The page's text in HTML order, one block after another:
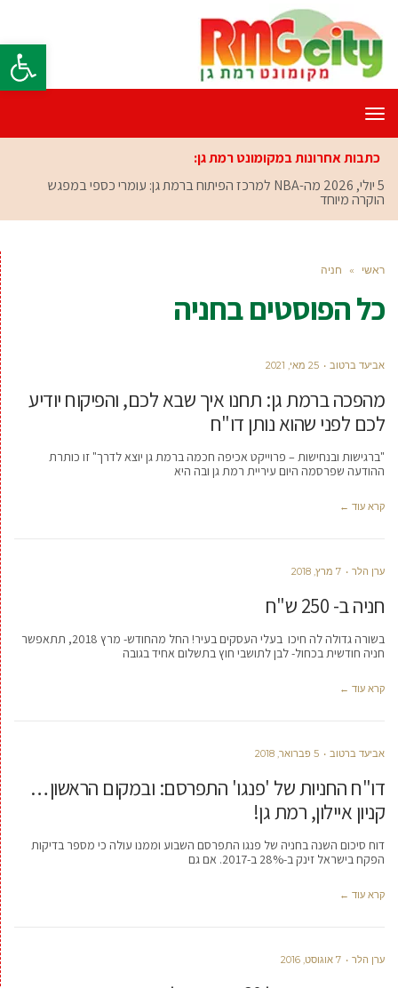
פתח
תפריט
כתבות אחרונות במקומונט רמת גן:
5 יולי, 2026
מה-NBA למרכז הפיתוח ברמת גן: עומרי כספי במפגש
הוקרה מיוחד
ראשי » חניה
כל הפוסטים בחניה
אביעד ברטוב 25 מאי, 2021
מהפכה ברמת גן: תחנו איך שבא לכם, והפיקוח יודיע
לכם לפני שהוא נותן דו"ח
"ברגישות ובנחישות – פרוייקט אכיפה חכמה ברמת גן יוצא לדרך" זו כותרת
ההודעה שפרסמה היום עיריית רמת גן ובה היא
קרא עוד ←
ערן הלר 7 מרץ, 2018
חניה ב- 250 ש"ח
בשורה גדולה לה חיכו בעלי העסקים בעיר! החל מהחודש- מרץ 2018, תתאפשר
חניה חודשית בכחול- לבן לתושבי חוץ בתשלום אחיד בגובה
קרא עוד ←
אביעד ברטוב 5 פברואר, 2018
דו"ח החניות של 'פנגו' התפרסם: ובמקום הראשון…
קניון איילון, רמת גן!
דוח סיכום השנה בחניה של פנגו התפרסם השבוע וממנו עולה כי מספר בדיקות
הפקח בישראל זינק ב-28% ב-2017. אם גם
קרא עוד ←
ערן הלר 7 אוגוסט, 2016